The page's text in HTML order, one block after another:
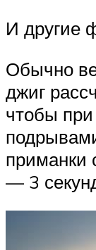
И другие
Обычно
джиг
чтобы
приманки
— 3